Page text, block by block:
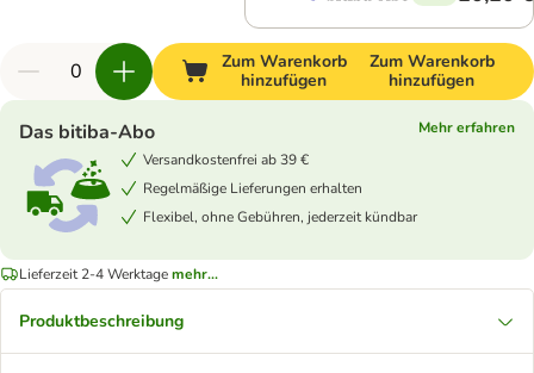
Zum Warenkorb
hinzufügen
Zum Warenkorb
hinzufügen
Das bitiba-Abo
Mehr erfahren
Versandkostenfrei ab 39 €
Regelmäßige Lieferungen erhalten
Flexibel, ohne Gebühren, jederzeit kündbar
Lieferzeit 2-4 Werktagemehr...
Produktbeschreibung